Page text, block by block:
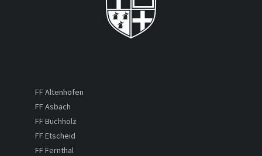
FF Altenhofen
FF Asbach
FF Buchholz
FF Etscheid
FF Fernthal